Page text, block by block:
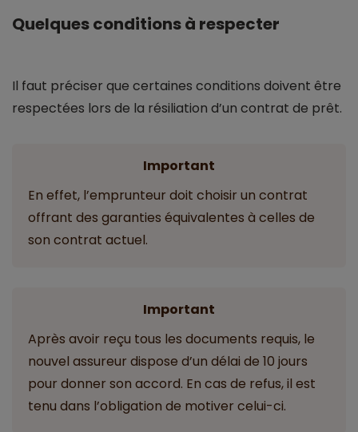
Quelques conditions à respecter
Il faut préciser que certaines conditions doivent être
respectées lors de la résiliation d’un contrat de prêt.
Important
En effet, l’emprunteur doit choisir un contrat
offrant des garanties équivalentes à celles de
son contrat actuel.
Important
Après avoir reçu tous les documents requis, le
nouvel assureur dispose d’un délai de 10 jours
pour donner son accord. En cas de refus, il est
tenu dans l’obligation de motiver celui-ci.